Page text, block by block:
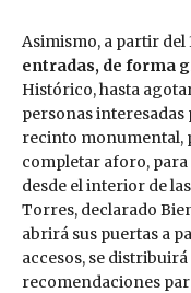
Asimismo, a partir
entradas, de forma
Histórico, hasta
personas
recinto monumental,
completar aforo,
desde el interior de
Torres, declarado
abrirá sus puertas a
accesos, se
recomendaciones